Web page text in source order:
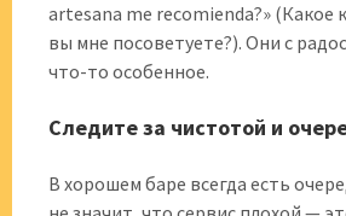
artesana me recomienda?» (Какое
вы мне посоветуете?). Они с
что-то особенное.
Следите за чистотой и
В хорошем баре всегда есть